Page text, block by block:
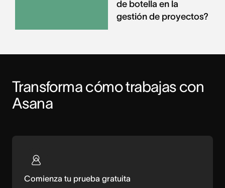
de botella en la
gestión de proyectos?
Transforma cómo trabajas con
Asana
Comienza tu prueba gratuita